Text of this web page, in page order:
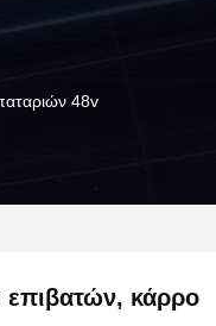
48v
επιβατών, κάρρο